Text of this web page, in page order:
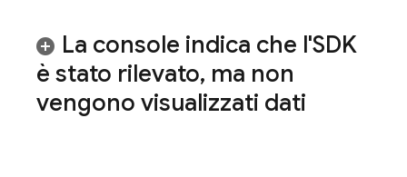
La console indica che l'SDK
è stato rilevato, ma non
vengono visualizzati dati